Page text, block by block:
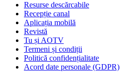
Resurse descărcabile
Recepție canal
Aplicația mobilă
Revistă
Tu și AOTV
Termeni și condiții
Politică confidențialitate
Acord date personale (GDPR)